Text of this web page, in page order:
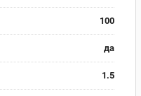
100
да
1.5